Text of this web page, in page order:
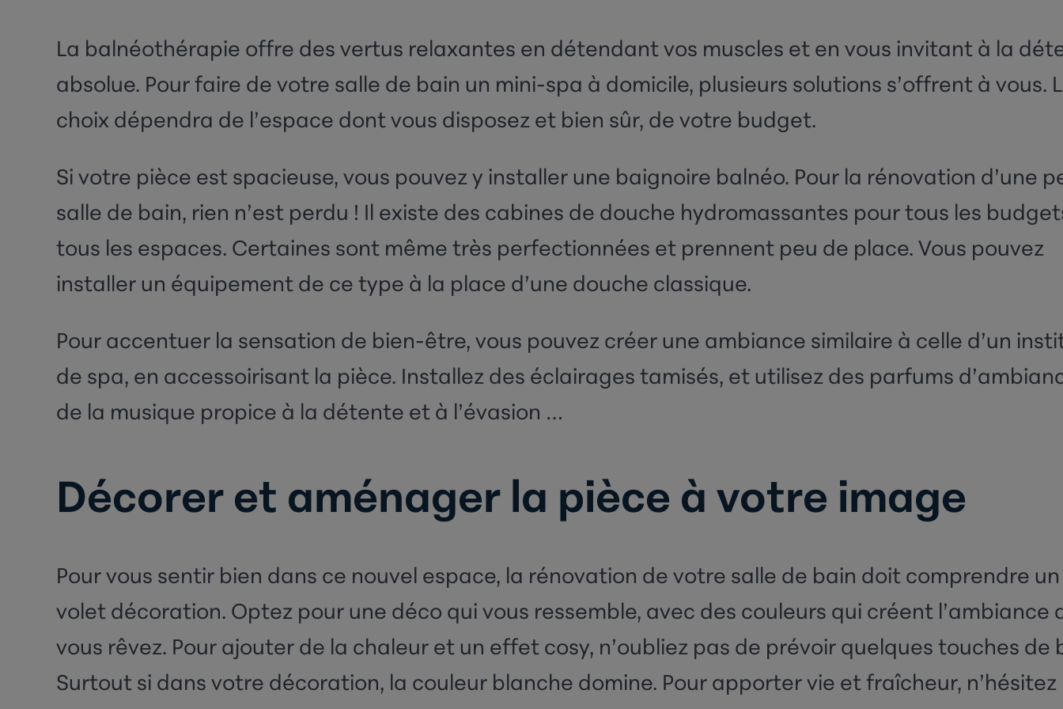
La balnéothérapie offre des vertus relaxantes en détendant vos muscles et en vous invitant à la
absolue. Pour faire de votre salle de bain un mini-spa à domicile, plusieurs solutions s’offrent à vous.
choix dépendra de l’espace dont vous disposez et bien sûr, de votre budget.
Si votre pièce est spacieuse, vous pouvez y installer une baignoire balnéo. Pour la rénovation d’une
salle de bain, rien n’est perdu ! Il existe des cabines de douche hydromassantes pour tous les
tous les espaces. Certaines sont même très perfectionnées et prennent peu de place. Vous pouvez
installer un équipement de ce type à la place d’une douche classique.
Pour accentuer la sensation de bien-être, vous pouvez créer une ambiance similaire à celle d’un
de spa, en accessoirisant la pièce. Installez des éclairages tamisés, et utilisez des parfums
de la musique propice à la détente et à l’évasion …
Décorer et aménager la pièce à votre image
Pour vous sentir bien dans ce nouvel espace, la rénovation de votre salle de bain doit comprendre un
volet décoration. Optez pour une déco qui vous ressemble, avec des couleurs qui créent l’ambiance
vous rêvez. Pour ajouter de la chaleur et un effet cosy, n’oubliez pas de prévoir quelques touches de
Surtout si dans votre décoration, la couleur blanche domine. Pour apporter vie et fraîcheur, n’hésitez